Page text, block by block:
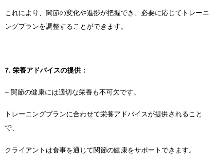
これにより、関節の変化や進捗が把握でき、必要に応じてトレーニ
ングプランを調整することができます。
7. 栄養アドバイスの提供：
– 関節の健康には適切な栄養も不可欠です。
トレーニングプランに合わせて栄養アドバイスが提供されること
で、
クライアントは食事を通じて関節の健康をサポートできます。